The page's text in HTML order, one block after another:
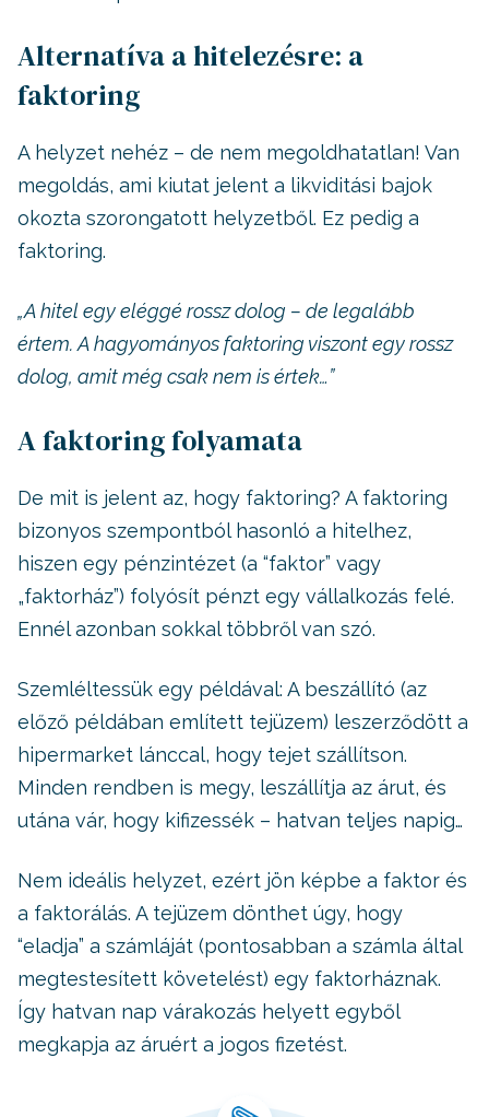
Alternatíva a hitelezésre: a
faktoring
A helyzet nehéz – de nem megoldhatatlan! Van
megoldás, ami kiutat jelent a likviditási bajok
okozta szorongatott helyzetből. Ez pedig a
faktoring.
„A hitel egy eléggé rossz dolog – de legalább
értem. A hagyományos faktoring viszont egy rossz
dolog, amit még csak nem is értek…”
A faktoring folyamata
De mit is jelent az, hogy faktoring? A faktoring
bizonyos szempontból hasonló a hitelhez,
hiszen egy pénzintézet (a “faktor” vagy
„faktorház”) folyósít pénzt egy vállalkozás felé.
Ennél azonban sokkal többről van szó.
Szemléltessük egy példával: A beszállító (az
előző példában említett tejüzem) leszerződött a
hipermarket lánccal, hogy tejet szállítson.
Minden rendben is megy, leszállítja az árut, és
utána vár, hogy kifizessék – hatvan teljes napig…
Nem ideális helyzet, ezért jön képbe a faktor és
a faktorálás. A tejüzem dönthet úgy, hogy
“eladja” a számláját (pontosabban a számla által
megtestesített követelést) egy faktorháznak.
Így hatvan nap várakozás helyett egyből
megkapja az áruért a jogos fizetést.